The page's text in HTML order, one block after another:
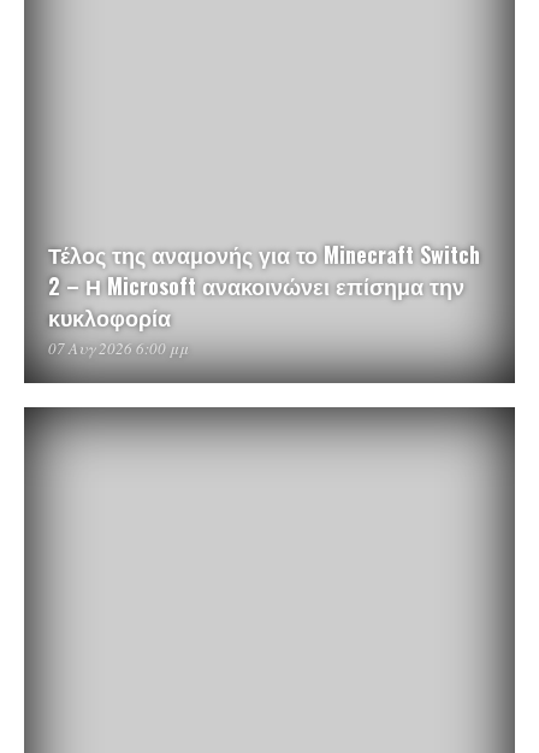
Τέλος της αναμονής για το Minecraft Switch
2 – Η Microsoft ανακοινώνει επίσημα την
κυκλοφορία
07 Αυγ 2026 6:00 μμ